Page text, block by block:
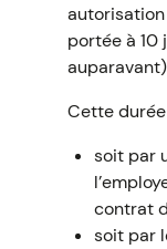
autorisation
portée à 10
Cette
soit par
contrat
soit par